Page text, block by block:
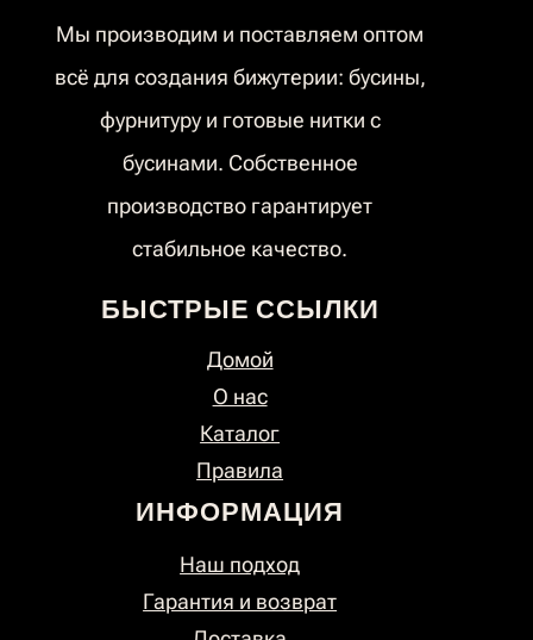
Мы производим и поставляем оптом
всё для создания бижутерии: бусины,
фурнитуру и готовые нитки с
бусинами. Собственное
производство гарантирует
стабильное качество.
БЫСТРЫЕ ССЫЛКИ
Домой
О нас
Каталог
Правила
ИНФОРМАЦИЯ
Наш подход
Гарантия и возврат